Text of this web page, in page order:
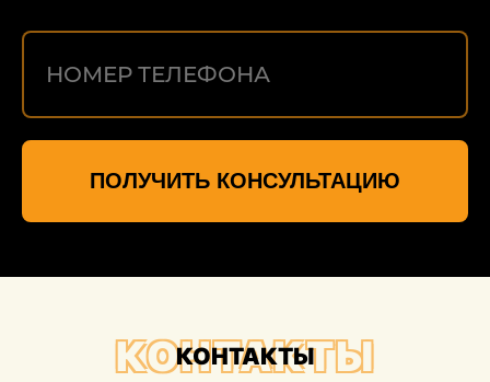
ПОЛУЧИТЬ КОНСУЛЬТАЦИЮ
КОНТАКТЫ
КОНТАКТЫ